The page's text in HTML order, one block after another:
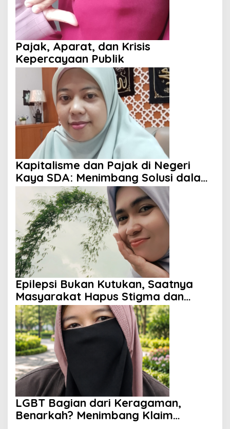
Pajak, Aparat, dan Krisis
Kepercayaan Publik
Kapitalisme dan Pajak di Negeri
Kaya SDA: Menimbang Solusi dalam
Perspektif Islam
Epilepsi Bukan Kutukan, Saatnya
Masyarakat Hapus Stigma dan
Berikan Harapan
LGBT Bagian dari Keragaman,
Benarkah? Menimbang Klaim